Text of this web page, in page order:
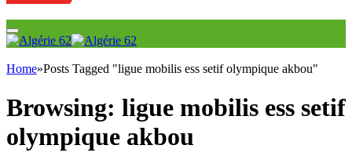
Home»Posts Tagged "ligue mobilis ess setif olympique akbou"
Browsing: ligue mobilis ess setif
olympique akbou